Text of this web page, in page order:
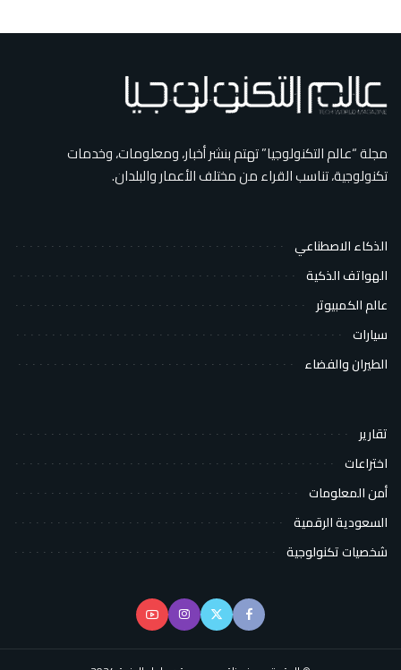
مجلة “عالم التكنولوجيا” تهتم بنشر أخبار، ومعلومات، وخدمات
تكنولوجية، تناسب القراء من مختلف الأعمار والبلدان.
الذكاء الاصطناعي
الهواتف الذكية
عالم الكمبيوتر
سيارات
الطيران والفضاء
تقارير
اختراعات
أمن المعلومات
السعودية الرقمية
شخصيات تكنولوجية